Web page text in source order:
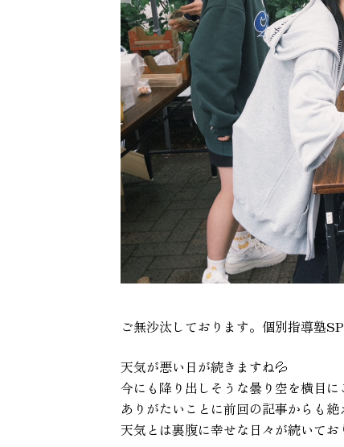
ご無沙汰しております。個別指導塾
天気が悪い日が続きますね💦
今にも降り出しそうな曇り空を横目に
ありがたいことに前回の記事からも
天気とは裏腹に幸せな日々が続いてお